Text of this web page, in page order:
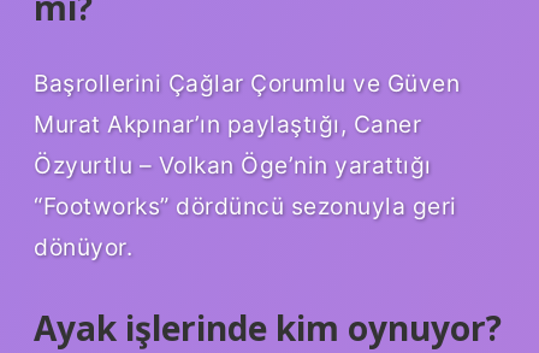
Başrollerini Çağlar Çorumlu ve Güven
Murat Akpınar’ın paylaştığı, Caner
Özyurtlu – Volkan Öge’nin yarattığı
“Footworks” dördüncü sezonuyla geri
dönüyor.
Ayak işlerinde kim oynuyor?